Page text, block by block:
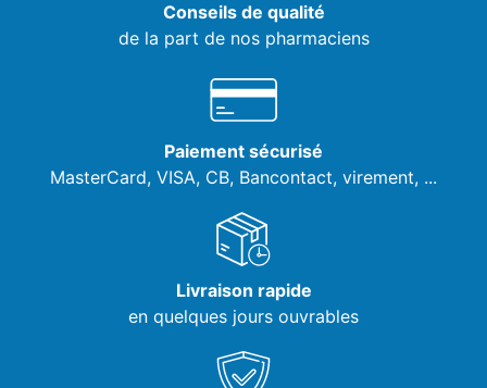
Conseils de qualité
de la part de nos pharmaciens
Paiement sécurisé
MasterCard, VISA, CB, Bancontact, virement, ...
Livraison rapide
en quelques jours ouvrables